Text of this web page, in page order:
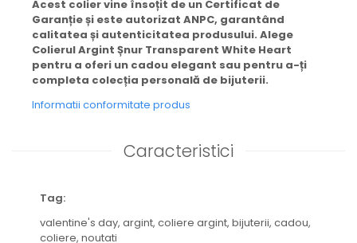
Acest colier vine însoțit de un Certificat de
Garanție și este autorizat ANPC, garantând
calitatea și autenticitatea produsului. Alege
Colierul Argint Șnur Transparent White Heart
pentru a oferi un cadou elegant sau pentru a-ți
completa colecția personală de bijuterii.
Informatii conformitate produs
Caracteristici
Tag:
valentine's day, argint, coliere argint, bijuterii, cadou,
coliere, noutati